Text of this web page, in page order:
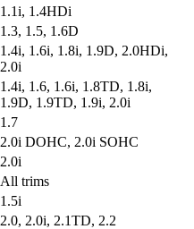
1.1i, 1.4HDi
1.3, 1.5, 1.6D
1.4i, 1.6i, 1.8i, 1.9D, 2.0HDi,
2.0i
1.4i, 1.6, 1.6i, 1.8TD, 1.8i,
1.9D, 1.9TD, 1.9i, 2.0i
1.7
2.0i DOHC, 2.0i SOHC
2.0i
All trims
1.5i
2.0, 2.0i, 2.1TD, 2.2